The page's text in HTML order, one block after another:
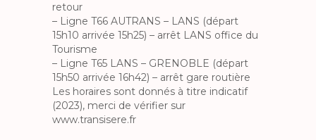
retour
– Ligne T66 AUTRANS – LANS (départ
15h10 arrivée 15h25) – arrêt LANS office du
Tourisme
– Ligne T65 LANS – GRENOBLE (départ
15h50 arrivée 16h42) – arrêt gare routière
Les horaires sont donnés à titre indicatif
(2023), merci de vérifier sur
www.transisere.fr